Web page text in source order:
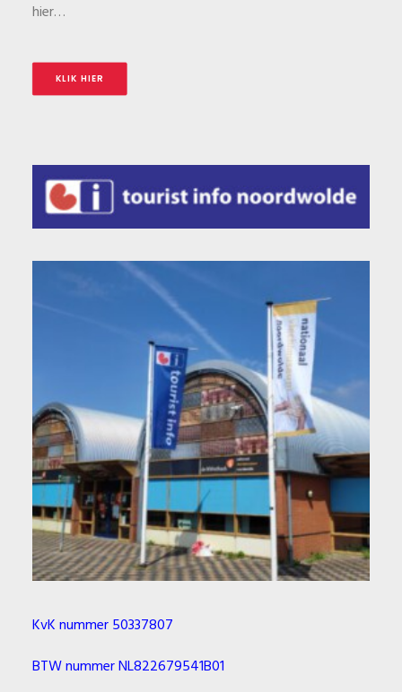
hier…
KLIK HIER
KvK nummer 50337807
BTW nummer NL822679541B01